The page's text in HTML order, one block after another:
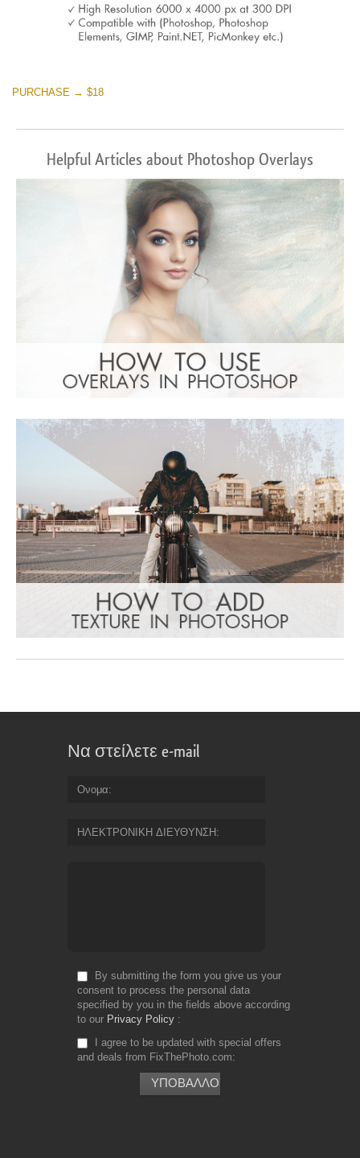
PURCHASE → $18
Helpful Articles about Photoshop Overlays
Να στείλετε e-mail
Ονομα
ΗΛΕΚΤΡΟΝΙΚΗ ΔΙΕΥΘΥΝΣΗ
By submitting the form you give us your
consent to process the personal data
specified by you in the fields above according
to our Privacy Policy
I agree to be updated with special offers
and deals from FixThePhoto.com